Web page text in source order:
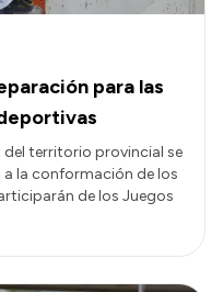
para las
territorio provincial se
la conformación de los
de los Juegos